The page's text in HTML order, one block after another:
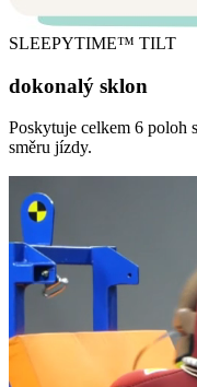
SLEEPYTIME™ TILT
dokonalý sklon
Poskytuje celkem 6 poloh
směru jízdy.